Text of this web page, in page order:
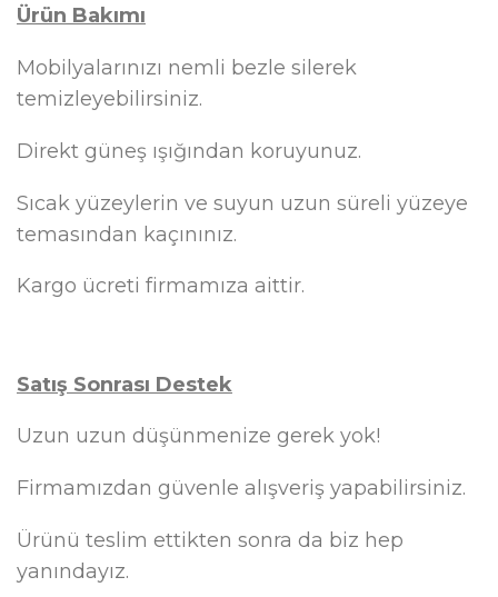
Ürün Bakımı
Mobilyalarınızı nemli bezle silerek
temizleyebilirsiniz.
Direkt güneş ışığından koruyunuz.
Sıcak yüzeylerin ve suyun uzun süreli yüzeye
temasından kaçınınız.
Kargo ücreti firmamıza aittir.
Satış Sonrası Destek
Uzun uzun düşünmenize gerek yok!
Firmamızdan güvenle alışveriş yapabilirsiniz.
Ürünü teslim ettikten sonra da biz hep
yanındayız.